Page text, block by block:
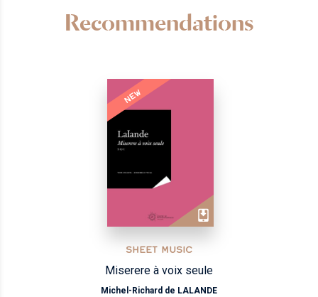
Recommendations
NEW
SHEET MUSIC
Miserere à voix seule
Michel-Richard de LALANDE